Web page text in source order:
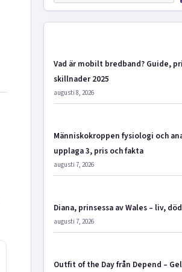
Vad är mobilt bredband? Guide,
skillnader 2025
augusti 8, 2026
Människokroppen fysiologi och
upplaga 3, pris och fakta
augusti 7, 2026
Diana, prinsessa av Wales – liv,
augusti 7, 2026
Outfit of the Day från Depend –